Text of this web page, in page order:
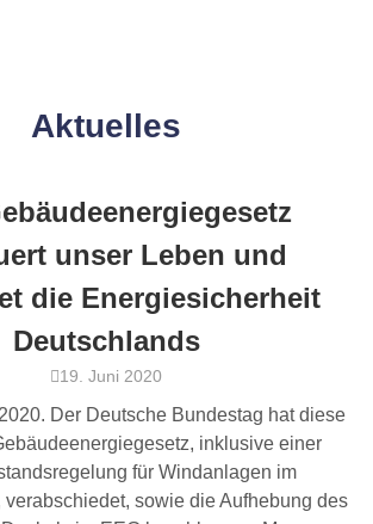
Aktuelles
unser Leben und
die Energiesicherheit
Deutschlands
19. Juni 2020
Der Deutsche Bundestag hat diese
inklusive einer
für Windanlagen im
verabschiedet, sowie die Aufhebung des